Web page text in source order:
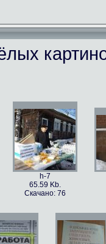
h-7
65.59 Kb.
Скачано: 76